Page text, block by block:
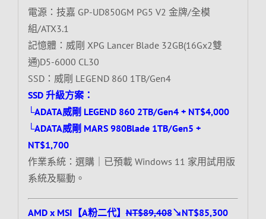
電源：技嘉 GP-UD850GM PG5 V2 金牌/全模
組/ATX3.1
記憶體：威剛 XPG Lancer Blade 32GB(16Gx2雙
通)D5-6000 CL30
SSD：威剛 LEGEND 860 1TB/Gen4
SSD 升級方案：
└ADATA威剛 LEGEND 860 2TB/Gen4 + NT$4,000
└ADATA威剛 MARS 980Blade 1TB/Gen5 +
NT$1,700
作業系統：選購｜已預載 Windows 11 家用試用版
系統及驅動。
AMD x MSI【A粉二代】NT$89,408↘NT$85,300